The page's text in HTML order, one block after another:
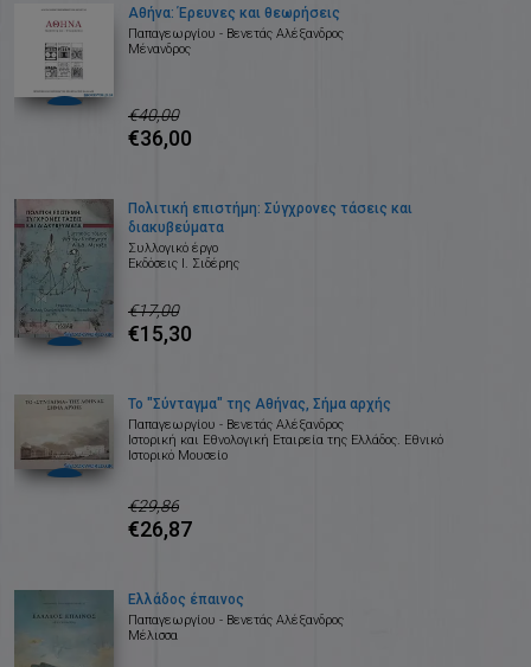
Αθήνα: Έρευνες και θεωρήσεις
Παπαγεωργίου - Βενετάς Αλέξανδρος
Μένανδρος
€40,00
€36,00
Πολιτική επιστήμη: Σύγχρονες τάσεις και
διακυβεύματα
Συλλογικό έργο
Εκδόσεις Ι. Σιδέρης
€17,00
€15,30
Το "Σύνταγμα" της Αθήνας, Σήμα αρχής
Παπαγεωργίου - Βενετάς Αλέξανδρος
Ιστορική και Εθνολογική Εταιρεία της Ελλάδος. Εθνικό
Ιστορικό Μουσείο
€29,86
€26,87
Ελλάδος έπαινος
Παπαγεωργίου - Βενετάς Αλέξανδρος
Μέλισσα